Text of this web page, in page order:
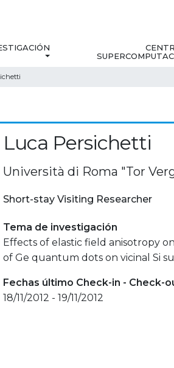
Luca Persichetti
Università di Roma "Tor
Short-stay Visiting Researcher
Tema de investigación
Effects of elastic field anisotropy
of Ge quantum dots on vicinal Si
Fechas último Check-in - Check-
18/11/2012 - 19/11/2012